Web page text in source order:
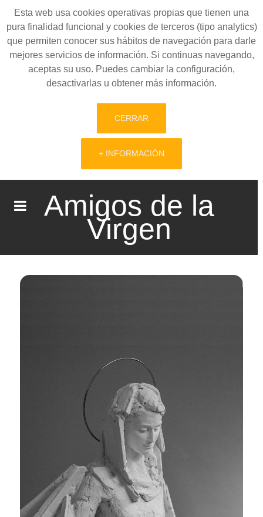
Esta web usa cookies operativas propias que tienen una
pura finalidad funcional y cookies de terceros (tipo analytics)
que permiten conocer sus hábitos de navegación para darle
mejores servicios de información. Si continuas navegando,
aceptas su uso. Puedes cambiar la configuración,
desactivarlas u obtener más información.
CERRAR
+ INFORMACIÓN
Amigos de la
Virgen